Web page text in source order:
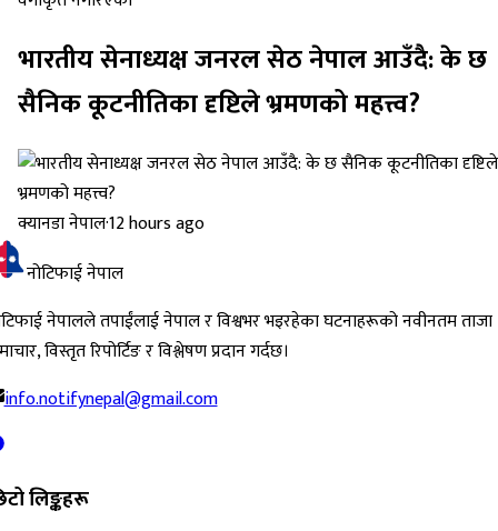
भारतीय सेनाध्यक्ष जनरल सेठ नेपाल आउँदै: के छ
सैनिक कूटनीतिका दृष्टिले भ्रमणको महत्त्व?
क्यानडा नेपाल·12 hours ago
नोटिफाई नेपाल
नेपालले तपाईंलाई नेपाल र विश्वभर भइरहेका घटनाहरूको नवीनतम ताजा
विस्तृत रिपोर्टिङ र विश्लेषण प्रदान गर्दछ।
info.notifynepal@gmail.com
लिङ्कहरू